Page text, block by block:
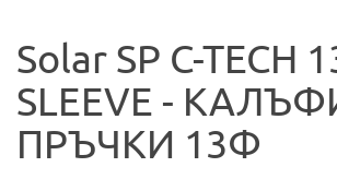
Solar SP C-TECH
SLEEVE -
ПРЪЧКИ 13Ф